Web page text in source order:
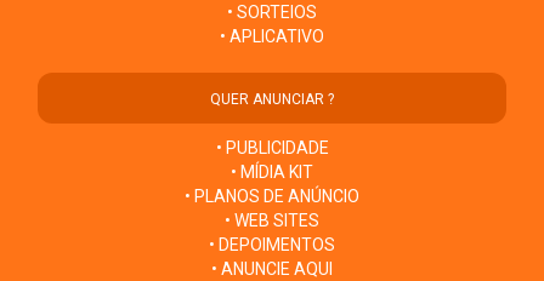
• SORTEIOS
• APLICATIVO
QUER ANUNCIAR ?
• PUBLICIDADE
• MÍDIA KIT
• PLANOS DE ANÚNCIO
• WEB SITES
• DEPOIMENTOS
• ANUNCIE AQUI